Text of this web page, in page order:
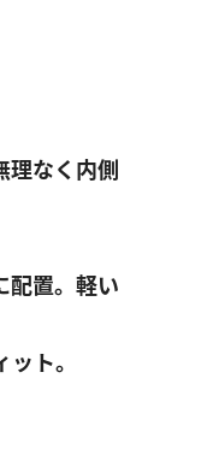
理なく内側
配置。軽い
ト。